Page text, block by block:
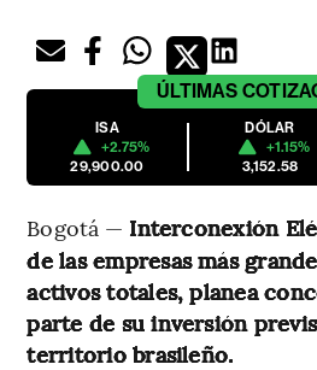
ÚLTIMAS
ISA
+2.75%
29,900.00
DÓLAR
+1.15%
3,152.58
Bogotá — Interconexión
de las empresas más
activos totales, planea
parte de su inversión
territorio brasileño.